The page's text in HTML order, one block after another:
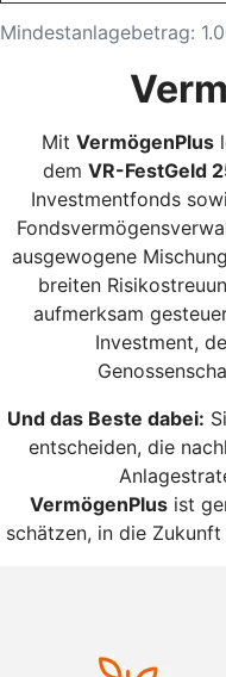
Mindestanlagebetrag:
Mit VermögenPlus
dem VR-FestGeld
Investmentfonds
ausgewogene
breiten
aufmerksam
Investment,
Und das Beste dabei:
entscheiden, die
VermögenPlusist
schätzen, in die